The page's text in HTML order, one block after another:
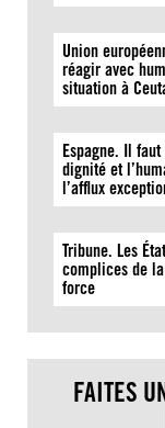
Union
réagir avec
situation à
Espagne. Il
dignité et
l’afflux
Tribune. Les
complices de
force
FAITES